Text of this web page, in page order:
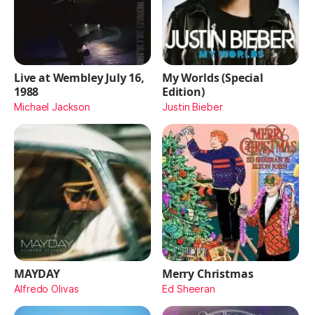
Live at Wembley July 16,
1988
Michael Jackson
My Worlds (Special
Edition)
Justin Bieber
MAYDAY
Alfredo Olivas
Merry Christmas
Ed Sheeran